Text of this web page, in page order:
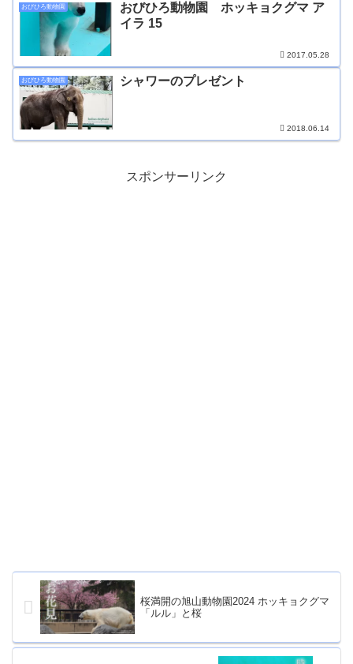
おびひろ動物園
おびひろ動物園 ホッキョクグマ ア
イラ 15
2017.05.28
おびひろ動物園 シャワーのプレゼント
2018.06.14
スポンサーリンク
桜満開の旭山動物園2024 ホッキョクグマ
「ルル」と桜